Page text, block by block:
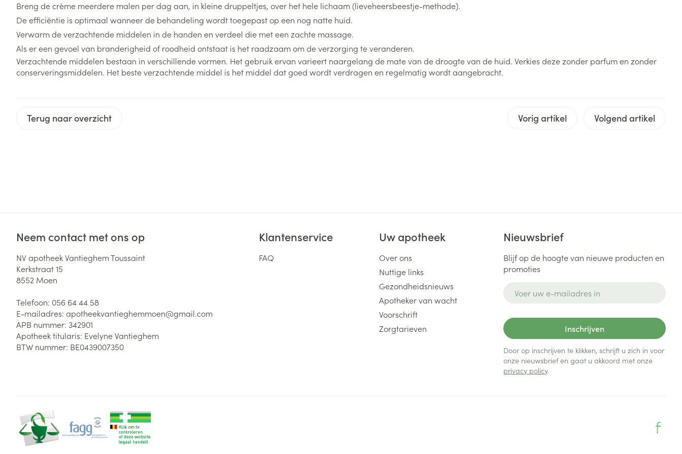
Gezichtsverzorging
Pigmentstoornissen
Gevoelige huid -
geïrriteerde huid
Supplementen
Pillendozen en
accessoires
Mondmaskers
Haar
Breng de crème meerdere malen per dag aan, in kleine druppeltjes, over het hele lichaam (lieveheersbeestje-methode).
De efficiëntie is optimaal wanneer de behandeling wordt toegepast op een nog natte huid.
Verwarm de verzachtende middelen in de handen en verdeel die met een zachte massage.
Als er een gevoel van branderigheid of roodheid ontstaat is het raadzaam om de verzorging te veranderen.
Verzachtende middelen bestaan in verschillende vormen. Het gebruik ervan varieert naargelang de mate van de droogte van de huid. Verkies deze zonder parfum en zonder
conserveringsmiddelen. Het beste verzachtende middel is het middel dat goed wordt verdragen en regelmatig wordt aangebracht.
Terug naar overzicht Vorig artikel Volgend artikel
Neem contact met ons op
NV apotheek Vantieghem Toussaint
Kerkstraat 15
8552 Moen
Telefoon: 056 64 44 58
E-mailadres: apotheekvantieghemmoen@gmail.com
APB nummer: 342901
Apotheek titularis: Evelyne Vantieghem
BTW nummer: BE0439007350
Klantenservice
FAQ
Uw apotheek
Over ons
Nuttige links
Gezondheidsnieuws
Apotheker van wacht
Voorschrift
Zorgtarieven
Nieuwsbrief
Blijf op de hoogte van nieuwe producten en
promoties
Inschrijven
Door op inschrijven te klikken, schrijft u zich in voor
onze nieuwsbrief en gaat u akkoord met onze
privacy policy.